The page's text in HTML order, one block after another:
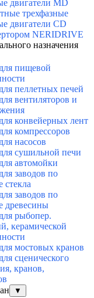
двигатели МD
трехфазные
двигатели СD
NERIDRIVE
назначения
пищевой
пеллетных печей
вентиляторов и
конвейерных лент
компрессоров
насосов
сушильной печи
автомойки
заводов по
стекла
заводов по
древесины
рыбопер.
керамической
мостовых кранов
сценического
кранов,
▼